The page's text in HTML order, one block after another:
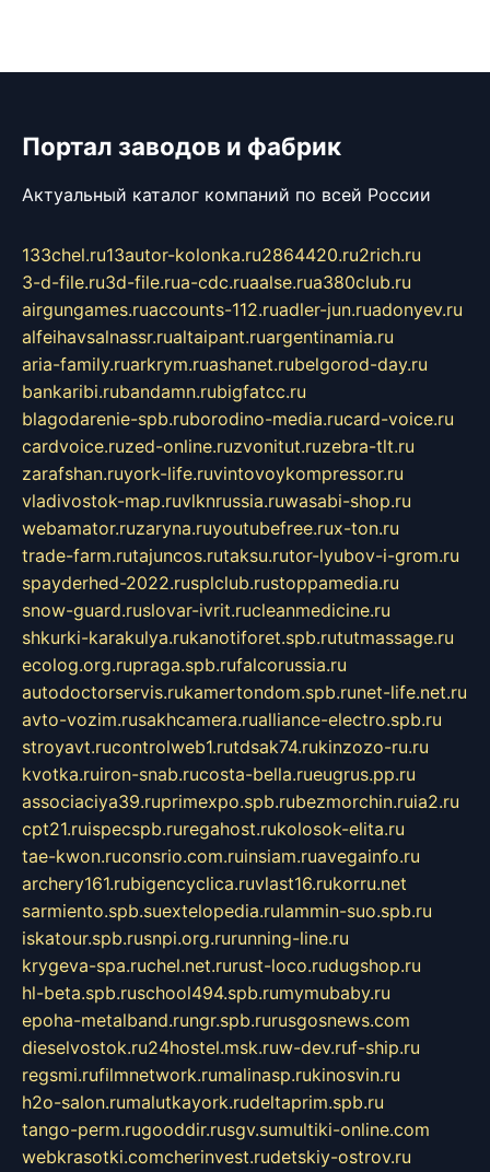
Портал заводов и фабрик
Актуальный каталог компаний по всей России
133chel.ru13autor-kolonka.ru2864420.ru2rich.ru
3-d-file.ru3d-file.rua-cdc.ruaalse.rua380club.ru
airgungames.ruaccounts-112.ruadler-jun.ruadonyev.ru
alfeihavsalnassr.rualtaipant.ruargentinamia.ru
aria-family.ruarkrym.ruashanet.rubelgorod-day.ru
bankaribi.rubandamn.rubigfatcc.ru
blagodarenie-spb.ruborodino-media.rucard-voice.ru
cardvoice.ruzed-online.ruzvonitut.ruzebra-tlt.ru
zarafshan.ruyork-life.ruvintovoykompressor.ru
vladivostok-map.ruvlknrussia.ruwasabi-shop.ru
webamator.ruzaryna.ruyoutubefree.rux-ton.ru
trade-farm.rutajuncos.rutaksu.rutor-lyubov-i-grom.ru
spayderhed-2022.rusplclub.rustoppamedia.ru
snow-guard.ruslovar-ivrit.rucleanmedicine.ru
shkurki-karakulya.rukanotiforet.spb.rututmassage.ru
ecolog.org.rupraga.spb.rufalcorussia.ru
autodoctorservis.rukamertondom.spb.runet-life.net.ru
avto-vozim.rusakhcamera.rualliance-electro.spb.ru
stroyavt.rucontrolweb1.rutdsak74.rukinzozo-ru.ru
kvotka.ruiron-snab.rucosta-bella.rueugrus.pp.ru
associaciya39.ruprimexpo.spb.rubezmorchin.ruia2.ru
cpt21.ruispecspb.ruregahost.rukolosok-elita.ru
tae-kwon.ruconsrio.com.ruinsiam.ruavegainfo.ru
archery161.rubigencyclica.ruvlast16.rukorru.net
sarmiento.spb.suextelopedia.rulammin-suo.spb.ru
iskatour.spb.rusnpi.org.rurunning-line.ru
krygeva-spa.ruchel.net.rurust-loco.rudugshop.ru
hl-beta.spb.ruschool494.spb.rumymubaby.ru
epoha-metalband.rungr.spb.rurusgosnews.com
dieselvostok.ru24hostel.msk.ruw-dev.ruf-ship.ru
regsmi.rufilmnetwork.rumalinasp.rukinosvin.ru
h2o-salon.rumalutkayork.rudeltaprim.spb.ru
tango-perm.rugooddir.rusgv.sumultiki-online.com
webkrasotki.comcherinvest.rudetskiy-ostrov.ru